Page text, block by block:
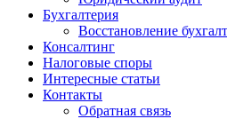
Бухгалтерия
Восстановление
Консалтинг
Налоговые споры
Интересные статьи
Контакты
Обратная связь